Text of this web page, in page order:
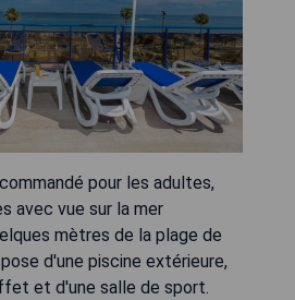
pour les adultes,
avec vue sur la mer
mètres de la plage de
d'une piscine extérieure,
et d'une salle de sport.